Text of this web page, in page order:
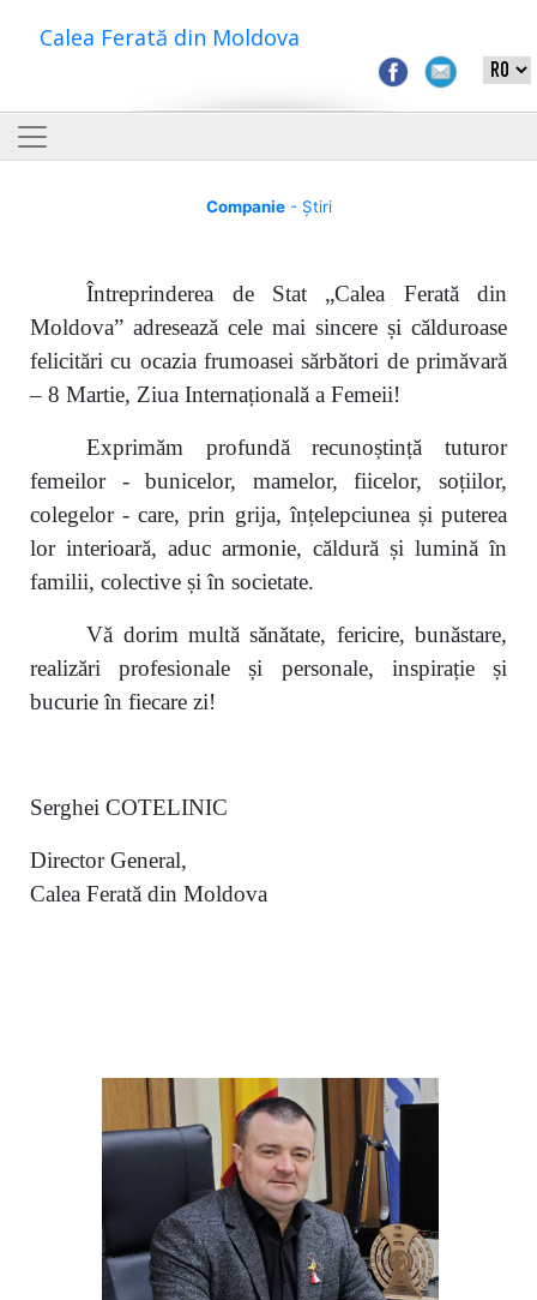
Calea Ferată din Moldova
Companie- Știri
Întreprinderea de Stat „Calea Ferată din
Moldova” adresează cele mai sincere și călduroase
felicitări cu ocazia frumoasei sărbători de primăvară
– 8 Martie, Ziua Internațională a Femeii!
Exprimăm profundă recunoștință tuturor
femeilor - bunicelor, mamelor, fiicelor, soțiilor,
colegelor - care, prin grija, înțelepciunea și puterea
lor interioară, aduc armonie, căldură și lumină în
familii, colective și în societate.
Vă dorim multă sănătate, fericire, bunăstare,
realizări profesionale și personale, inspirație și
bucurie în fiecare zi!
Serghei COTELINIC
Director General,
Calea Ferată din Moldova